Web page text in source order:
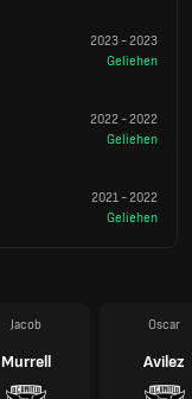
2023-2023
Geliehen
2022-2022
Geliehen
2021-2022
Geliehen
Jacob
Murrell
Oscar
Avilez